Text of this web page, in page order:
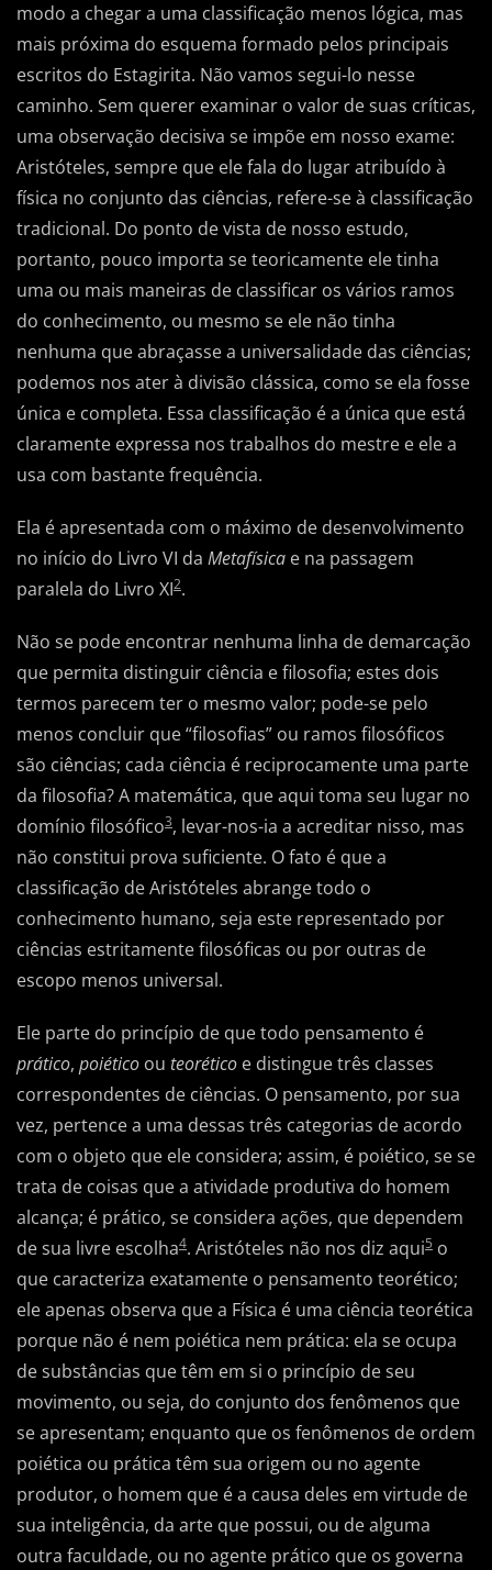
modo a chegar a uma classificação menos lógica, mas
mais próxima do esquema formado pelos principais
escritos do Estagirita. Não vamos segui-lo nesse
caminho. Sem querer examinar o valor de suas críticas,
uma observação decisiva se impõe em nosso exame:
Aristóteles, sempre que ele fala do lugar atribuído à
física no conjunto das ciências, refere-se à classificação
tradicional. Do ponto de vista de nosso estudo,
portanto, pouco importa se teoricamente ele tinha
uma ou mais maneiras de classificar os vários ramos
do conhecimento, ou mesmo se ele não tinha
nenhuma que abraçasse a universalidade das ciências;
podemos nos ater à divisão clássica, como se ela fosse
única e completa. Essa classificação é a única que está
claramente expressa nos trabalhos do mestre e ele a
usa com bastante frequência.
Ela é apresentada com o máximo de desenvolvimento
no início do Livro VI da Metafísica e na passagem
paralela do Livro XI2.
Não se pode encontrar nenhuma linha de demarcação
que permita distinguir ciência e filosofia; estes dois
termos parecem ter o mesmo valor; pode-se pelo
menos concluir que “filosofias” ou ramos filosóficos
são ciências; cada ciência é reciprocamente uma parte
da filosofia? A matemática, que aqui toma seu lugar no
domínio filosófico3, levar-nos-ia a acreditar nisso, mas
não constitui prova suficiente. O fato é que a
classificação de Aristóteles abrange todo o
conhecimento humano, seja este representado por
ciências estritamente filosóficas ou por outras de
escopo menos universal.
Ele parte do princípio de que todo pensamento é
prático, poiético ou teorético e distingue três classes
correspondentes de ciências. O pensamento, por sua
vez, pertence a uma dessas três categorias de acordo
com o objeto que ele considera; assim, é poiético, se se
trata de coisas que a atividade produtiva do homem
alcança; é prático, se considera ações, que dependem
de sua livre escolha4. Aristóteles não nos diz aqui5 o
que caracteriza exatamente o pensamento teorético;
ele apenas observa que a Física é uma ciência teorética
porque não é nem poiética nem prática: ela se ocupa
de substâncias que têm em si o princípio de seu
movimento, ou seja, do conjunto dos fenômenos que
se apresentam; enquanto que os fenômenos de ordem
poiética ou prática têm sua origem ou no agente
produtor, o homem que é a causa deles em virtude de
sua inteligência, da arte que possui, ou de alguma
outra faculdade, ou no agente prático que os governa